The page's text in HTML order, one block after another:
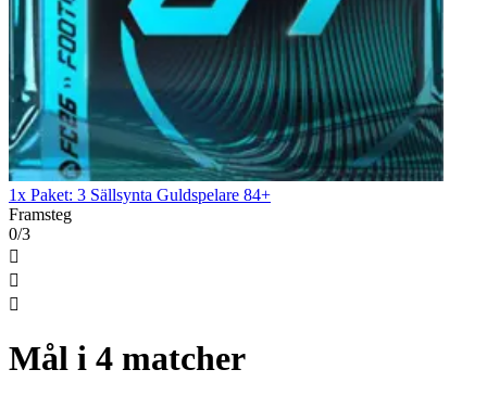
1x Paket: 3 Sällsynta Guldspelare 84+
Framsteg
0/3



Mål i 4 matcher